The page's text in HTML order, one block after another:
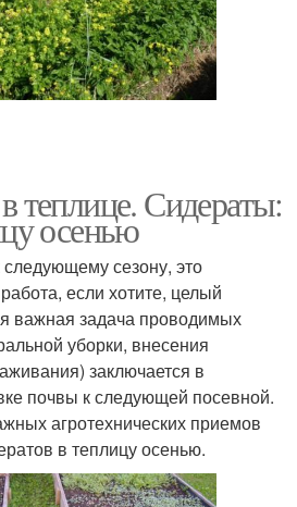
теплице. Сидераты:
осенью
сезону, это
если хотите, целый
важная задача проводимых
уборки, внесения
заключается в
почвы к следующей посевной.
агротехнических приемов
в теплицу осенью.